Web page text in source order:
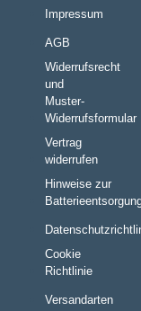
Impressum
AGB
Widerrufsrecht
und
Muster-
Widerrufsformular
Vertrag
widerrufen
Hinweise zur
Cookie
Richtlinie
Versandarten